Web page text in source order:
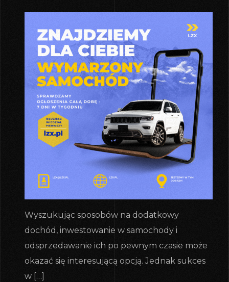
Wyszukując sposobów na dodatkowy
dochód, inwestowanie w samochody i
odsprzedawanie ich po pewnym czasie może
okazać się interesującą opcją. Jednak sukces
w […]